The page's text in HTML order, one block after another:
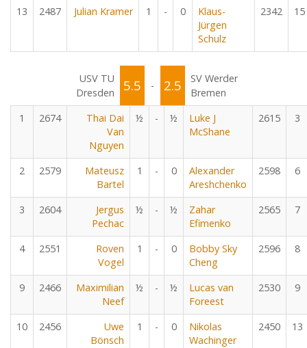
13 2487 Julian Kramer 1 - 0
Klaus-
Jürgen
Schulz
2342 15
USV TU
Dresden
5.5 - 2.5
SV Werder
Bremen
1
2674
Thai Dai
Van
Nguyen
½ - ½
Luke J
McShane
2615 3
2 2579
Mateusz
Bartel
1 - 0
Alexander
Areshchenko
2598 6
3 2604
Jergus
Pechac
½ - ½
Zahar
Efimenko
2565 7
4 2551
Roven
Vogel
1 - 0
Bobby Sky
Cheng
2596 8
9 2466
Maximilian
Neef
½ - ½
Lucas van
Foreest
2530 9
10 2456
Uwe
Bönsch
1 - 0
Nikolas
Wachinger
2450 13